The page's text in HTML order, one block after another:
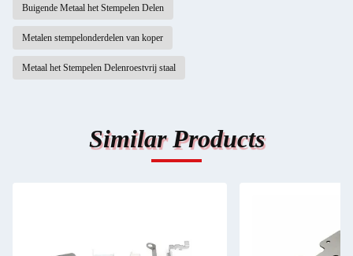
Buigende Metaal het Stempelen Delen
Metalen stempelonderdelen van koper
Metaal het Stempelen Delenroestvrij staal
Similar Products